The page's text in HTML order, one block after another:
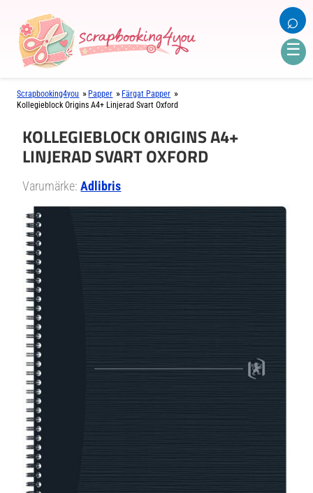
☰
⌕
Scrapbooking4you » Papper » Färgat Papper »
Kollegieblock Origins A4+ Linjerad Svart Oxford
KOLLEGIEBLOCK ORIGINS A4+
LINJERAD SVART OXFORD
Varumärke:Adlibris